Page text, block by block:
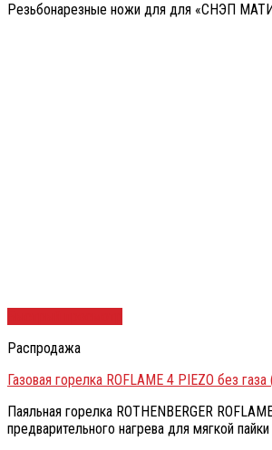
Резьбонарезные ножи для для «СНЭП
Распродажа
Газовая горелка ROFLAME 4 PIEZO без
Паяльная горелка ROTHENBERGER
предварительного нагрева для мягкой